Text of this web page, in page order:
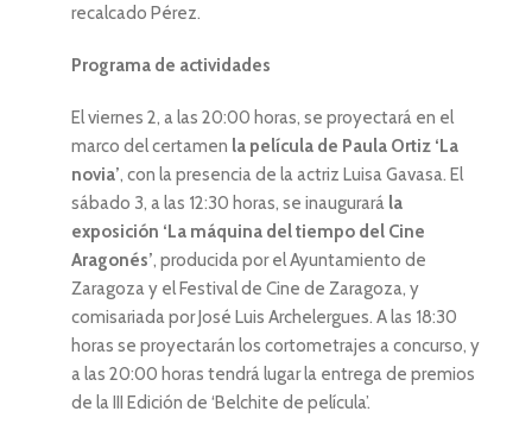
recalcado Pérez.
Programa de actividades
El viernes 2, a las 20:00 horas, se proyectará en el
marco del certamen la película de Paula Ortiz ‘La
novia’, con la presencia de la actriz Luisa Gavasa. El
sábado 3, a las 12:30 horas, se inaugurará la
exposición ‘La máquina del tiempo del Cine
Aragonés’, producida por el Ayuntamiento de
Zaragoza y el Festival de Cine de Zaragoza, y
comisariada por José Luis Archelergues. A las 18:30
horas se proyectarán los cortometrajes a concurso, y
a las 20:00 horas tendrá lugar la entrega de premios
de la III Edición de ‘Belchite de película’.